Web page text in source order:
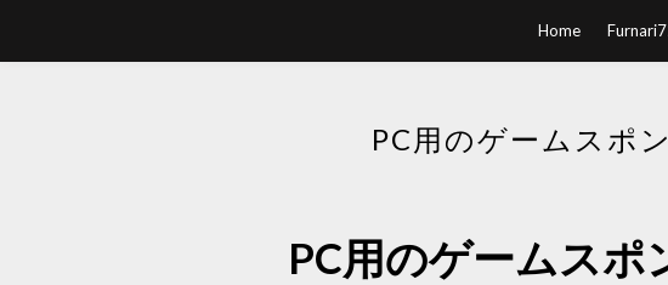
Home
PC用のゲームスポ
PC用のゲームス